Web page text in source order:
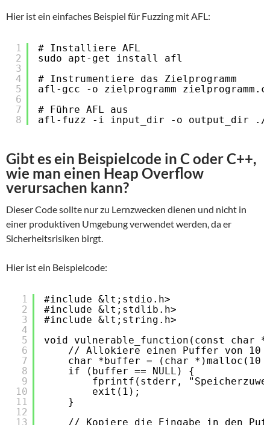
Hier ist ein einfaches Beispiel für Fuzzing mit AFL:
1
2
3
4
5
6
7
8
# Installiere AFL
sudo apt-get install afl
# Instrumentiere das Zielprogramm
afl-gcc -o zielprogramm zielprogramm.c
# Führe AFL aus
afl-fuzz -i input_dir -o output_dir ./
Gibt es ein Beispielcode in C oder C++,
wie man einen Heap Overflow
verursachen kann?
Dieser Code sollte nur zu Lernzwecken dienen und nicht in
einer produktiven Umgebung verwendet werden, da er
Sicherheitsrisiken birgt.
Hier ist ein Beispielcode:
1
2
3
4
5
6
7
8
9
10
11
12
13
#include &lt;stdio.h>
#include &lt;stdlib.h>
#include &lt;string.h>
void vulnerable_function(const char
// Allokiere einen Puffer von 10
char *buffer = (char
if (buffer == NULL) {
fprintf(stderr,
exit(1);
}
// Kopiere die Eingabe in den